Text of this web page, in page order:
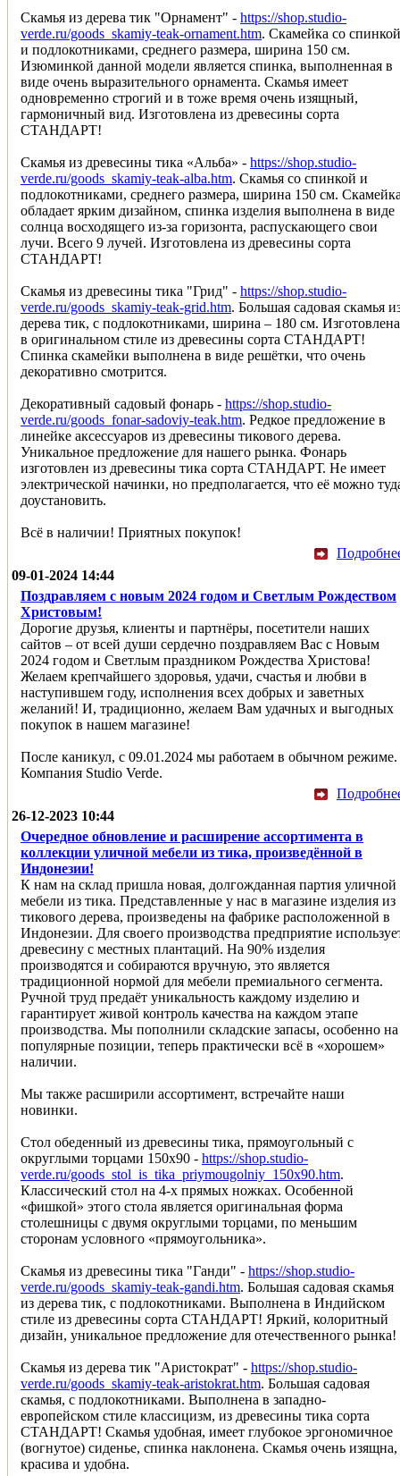
Скамья из дерева тик "Орнамент" - https://shop.studio-
verde.ru/goods_skamiy-teak-ornament.htm. Скамейка со спинкой
и подлокотниками, среднего размера, ширина 150 см.
Изюминкой данной модели является спинка, выполненная в
виде очень выразительного орнамента. Скамья имеет
одновременно строгий и в тоже время очень изящный,
гармоничный вид. Изготовлена из древесины сорта
СТАНДАРТ!
Скамья из древесины тика «Альба» - https://shop.studio-
verde.ru/goods_skamiy-teak-alba.htm. Скамья со спинкой и
подлокотниками, среднего размера, ширина 150 см.
обладает ярким дизайном, спинка изделия выполнена в виде
солнца восходящего из-за горизонта, распускающего свои
лучи. Всего 9 лучей. Изготовлена из древесины сорта
СТАНДАРТ!
Скамья из древесины тика "Грид" - https://shop.studio-
verde.ru/goods_skamiy-teak-grid.htm. Большая садовая скамья
дерева тик, с подлокотниками, ширина – 180 см. Изготовлена
в оригинальном стиле из древесины сорта СТАНДАРТ!
Спинка скамейки выполнена в виде решётки, что очень
декоративно смотрится.
Декоративный садовый фонарь - https://shop.studio-
verde.ru/goods_fonar-sadoviy-teak.htm. Редкое предложение в
линейке аксессуаров из древесины тикового дерева.
Уникальное предложение для нашего рынка. Фонарь
изготовлен из древесины тика сорта СТАНДАРТ. Не имеет
электрической начинки, но предполагается, что её можно
доустановить.
Всё в наличии! Приятных покупок!
09-01-2024 14:44
Поздравляем с новым 2024 годом и Светлым Рождеством
Христовым!
Дорогие друзья, клиенты и партнёры, посетители наших
сайтов – от всей души сердечно поздравляем Вас с Новым
2024 годом и Светлым праздником Рождества Христова!
Желаем крепчайшего здоровья, удачи, счастья и любви в
наступившем году, исполнения всех добрых и заветных
желаний! И, традиционно, желаем Вам удачных и выгодных
покупок в нашем магазине!
После каникул, с 09.01.2024 мы работаем в обычном режиме.
Компания Studio Verde.
26-12-2023 10:44
Очередное обновление и расширение ассортимента в
коллекции уличной мебели из тика, произведённой в
Индонезии!
К нам на склад пришла новая, долгожданная партия уличной
мебели из тика. Представленные у нас в магазине изделия из
тикового дерева, произведены на фабрике расположенной в
Индонезии. Для своего производства предприятие
древесину с местных плантаций. На 90% изделия
производятся и собираются вручную, это является
традиционной нормой для мебели премиального сегмента.
Ручной труд предаёт уникальность каждому изделию и
гарантирует живой контроль качества на каждом этапе
производства. Мы пополнили складские запасы, особенно на
популярные позиции, теперь практически всё в «хорошем»
наличии.
Мы также расширили ассортимент, встречайте наши
новинки.
Стол обеденный из древесины тика, прямоугольный с
округлыми торцами 150х90 - https://shop.studio-
verde.ru/goods_stol_is_tika_priymougolniy_150x90.htm.
Классический стол на 4-х прямых ножках. Особенной
«фишкой» этого стола является оригинальная форма
столешницы с двумя округлыми торцами, по меньшим
сторонам условного «прямоугольника».
Скамья из древесины тика "Ганди" - https://shop.studio-
verde.ru/goods_skamiy-teak-gandi.htm. Большая садовая скамья
из дерева тик, с подлокотниками. Выполнена в Индийском
стиле из древесины сорта СТАНДАРТ! Яркий, колоритный
дизайн, уникальное предложение для отечественного рынка!
Скамья из дерева тик "Аристократ" - https://shop.studio-
verde.ru/goods_skamiy-teak-aristokrat.htm. Большая садовая
скамья, с подлокотниками. Выполнена в западно-
европейском стиле классицизм, из древесины тика сорта
СТАНДАРТ! Скамья удобная, имеет глубокое эргономичное
(вогнутое) сиденье, спинка наклонена. Скамья очень изящна,
красива и удобна.